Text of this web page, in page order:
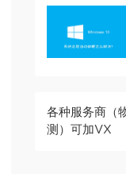
各种服务商（
测）可加VX